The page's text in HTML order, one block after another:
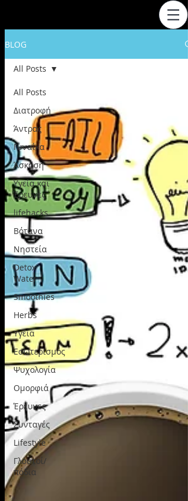
BLOG
All Posts
Διατροφή
Άντρας
Γυναίκα
Άσκηση
Υγεία και
Έρευνες
lifehacks
Βότανα
Νηστεία
Detox
Water
Smoothies
Herbs
Υγεία
Εσωτερισμός
Ψυχολογία
Ομορφιά
Έρευνες
Συνταγές
Lifestyle
Γλουτοί/
πόδια
All Posts